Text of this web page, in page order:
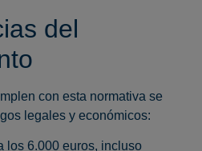
del
con esta normativa se
legales y económicos:
los 6.000 euros, incluso